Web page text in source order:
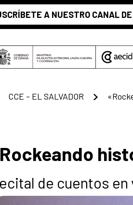
principalA NUESTRO CANAL
CCE - EL SALVADOR
de cuentos en